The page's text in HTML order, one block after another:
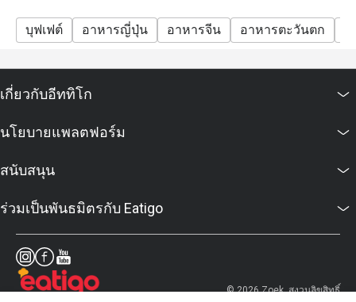
บุฟเฟต์ อาหารญี่ปุ่น อาหารจีน อาหารตะวันตก
เกี่ยวกับอีททิโก
นโยบายแพลตฟอร์ม
สนับสนุน
ร่วมเป็นพันธมิตรกับ Eatigo
© 2026 Zoek. สงวนลิขสิทธิ์